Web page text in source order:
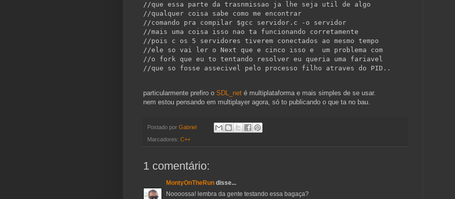
//que essa parte da trasnmissao ja lhe seja util de algo
//qualquer coisa sabe como me encontrar
//comando pra compilar $gcc servidor.c -o servidor
//mais uma coisa isso nao ta funcionando corretamente
//pois c os 5 servidores tiverem conectados ao mesmo tempo
//ele so vai ler o Next que e cinco isso e  um problema com
//o fork que eu to tentando resolver eu queria uma fariavel
//que so fosse assecivel pelo processo filho atraves do PID..
particularmente prefiro o SDL_net é multiplataforma e mais simples de se usar.
nem estou pensando em multiplayer agora, só to publicando o que ta no bau.
Postado por Gabriel
Marcadores: C++
1 comentário:
MontyOnTheRun disse...
Noooossa! lembra da gente testando essa bagaça?